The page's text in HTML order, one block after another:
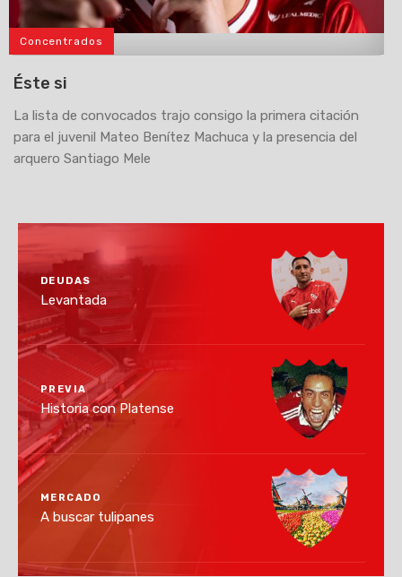
Concentrados
Éste si
La lista de convocados trajo consigo la primera citación
para el juvenil Mateo Benítez Machuca y la presencia del
arquero Santiago Mele
DEUDAS
Levantada
PREVIA
Historia con Platense
MERCADO
A buscar tulipanes